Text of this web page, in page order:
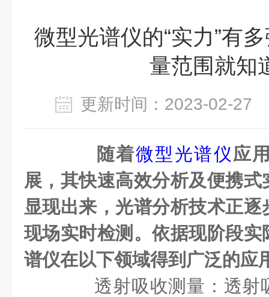
微型光谱仪的“实力”有
量范围就知
更新时间：2023-02-
随着微型光谱仪应
展，其快速高效分析及便携
显现出来，光谱分析技术正
现场实时检测。依据现阶段
谱仪在以下领域得到广泛的应
透射吸收测量：透射